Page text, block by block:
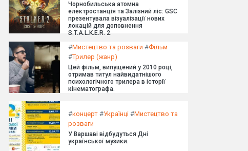
Чорнобильська атомна
електростанція та Залізний ліс: GSC
презентувала візуалізації нових
локацій для доповнення
S.T.A.L.K.E.R. 2.
#Мистецтво та розваги #Фільм
#Трилер (жанр)
Цей фільм, випущений у 2010 році,
отримав титул найвидатнішого
психологічного трилера в історії
кінематографа.
#концерт #Українці #Мистецтво та
розваги
У Варшаві відбудуться Дні
української музики.